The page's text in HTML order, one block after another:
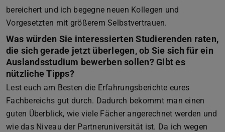
bereichert und ich begegne neuen Kollegen und
Vorgesetzten mit größerem Selbstvertrauen.
Was würden Sie interessierten Studierenden raten,
die sich gerade jetzt überlegen, ob Sie sich für ein
Auslandsstudium bewerben sollen? Gibt es
nützliche Tipps?
Lest euch am Besten die Erfahrungsberichte eures
Fachbereichs gut durch. Dadurch bekommt man einen
guten Überblick, wie viele Fächer angerechnet werden und
wie das Niveau der Partneruniversität ist. Da ich wegen